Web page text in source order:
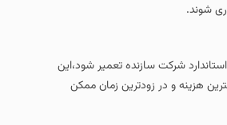
شوند.
شرکت سازنده تعمیر شود،این
هزینه و در زودترین زمان ممکن